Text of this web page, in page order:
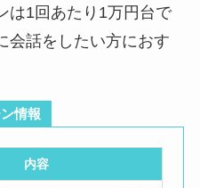
は1回あたり1万円台で
会話をしたい方におす
情報
内容